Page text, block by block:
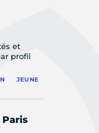
et
profil
JEUNE